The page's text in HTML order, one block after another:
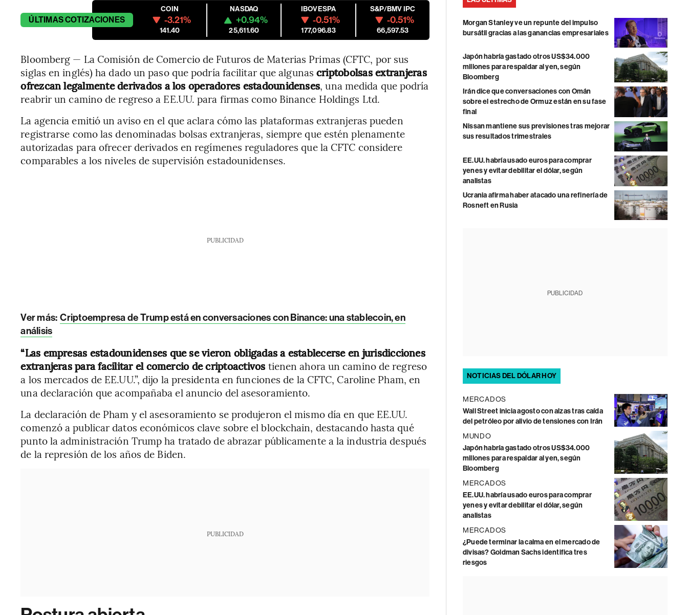
ÚLTIMASCOTIZACIONES
COIN
-3.21%
141.40
NASDAQ
+0.94%
25,611.60
IBOVESPA
-0.51%
177,096.83
S&P/BMV IPC
-0.51%
66,597.53
Bloomberg — La Comisión de Comercio de Futuros de Materias Primas (CFTC, por sus
siglas en inglés) ha dado un paso que podría facilitar que algunascriptobolsas extranjeras
ofrezcan legalmente derivados a los operadores estadounidenses, una medida que podría
reabrir un camino de regreso a EE.UU. para firmas como Binance Holdings Ltd.
La agencia emitió un aviso en el que aclara cómo las plataformas extranjeras pueden
registrarse como las denominadas bolsas extranjeras, siempre que estén plenamente
autorizadas para ofrecer derivados en regímenes reguladores que la CFTC considere
comparables a los niveles de supervisión estadounidenses.
PUBLICIDAD
Ver más: Criptoempresa de Trump está en conversaciones con Binance: una stablecoin, en
análisis
“Las empresas estadounidenses que se vieron obligadas a establecerse en jurisdicciones
extranjeras para facilitar el comercio de criptoactivos tienen ahora un camino de regreso
a los mercados de EE.UU.”, dijo la presidenta en funciones de la CFTC, Caroline Pham, en
una declaración que acompañaba el anuncio del asesoramiento.
La declaración de Pham y el asesoramiento se produjeron el mismo día en que EE.UU.
comenzó a publicar datos económicos clave sobre el blockchain, destacando hasta qué
punto la administración Trump ha tratado de abrazar públicamente a la industria después
de la represión de los años de Biden.
PUBLICIDAD
Morgan Stanley ve un repunte del impulso
bursátil gracias a las ganancias empresariales
Japón habría gastado otros US$34.000
millones para respaldar al yen, según
Bloomberg
Irán dice que conversaciones con Omán
sobre el estrecho de Ormuz están en su fase
final
Nissan mantiene sus previsiones tras mejorar
sus resultados trimestrales
EE.UU. habría usado euros para comprar
yenes y evitar debilitar el dólar, según
analistas
Ucrania afirma haber atacado una refinería de
Rosneft en Rusia
PUBLICIDAD
NOTICIAS DEL DÓLAR HOY
MERCADOS
Wall Street inicia agosto con alzas tras caída
del petróleo por alivio de tensiones con Irán
MUNDO
Japón habría gastado otros US$34.000
millones para respaldar al yen, según
Bloomberg
MERCADOS
EE.UU. habría usado euros para comprar
yenes y evitar debilitar el dólar, según
analistas
MERCADOS
¿Puede terminar la calma en el mercado de
divisas? Goldman Sachs identifica tres
riesgos